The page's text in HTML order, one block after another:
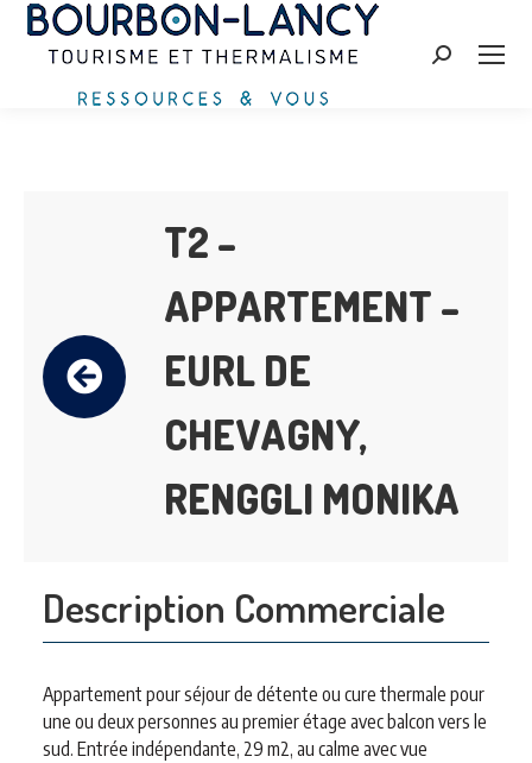
Search:
T2 –
APPARTEMENT –
EURL DE
CHEVAGNY,
RENGGLI MONIKA
Description Commerciale
Appartement pour séjour de détente ou cure thermale pour
une ou deux personnes au premier étage avec balcon vers le
sud. Entrée indépendante, 29 m2, au calme avec vue